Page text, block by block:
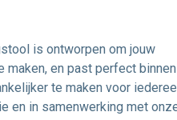
is ontworpen om jouw
en past perfect
te maken voor
en in samenwerking met